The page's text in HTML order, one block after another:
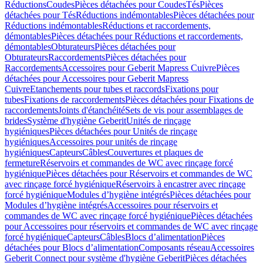
RéductionsCoudesPièces détachées pour CoudesTésPièces
détachées pour TésRéductions indémontablesPièces détachées pour
Réductions indémontablesRéductions et raccordements,
démontablesPièces détachées pour Réductions et raccordements,
démontablesObturateursPièces détachées pour
ObturateursRaccordementsPièces détachées pour
RaccordementsAccessoires pour Geberit Mapress CuivrePièces
détachées pour Accessoires pour Geberit Mapress
CuivreEtanchements pour tubes et raccordsFixations pour
tubesFixations de raccordementsPièces détachées pour Fixations de
raccordementsJoints d'étanchéitéSets de vis pour assemblages de
bridesSystème d'hygiène GeberitUnités de rinçage
hygiéniquesPièces détachées pour Unités de rinçage
hygiéniquesAccessoires pour unités de rinçage
hygiéniquesCapteursCâblesCouvertures et plaques de
fermetureRéservoirs et commandes de WC avec rinçage forcé
hygiéniquePièces détachées pour Réservoirs et commandes de WC
avec rinçage forcé hygiéniqueRéservoirs à encastrer avec rinçage
forcé hygiéniqueModules d’hygiène intégrésPièces détachées pour
Modules d’hygiène intégrésAccessoires pour réservoirs et
commandes de WC avec rinçage forcé hygiéniquePièces détachées
pour Accessoires pour réservoirs et commandes de WC avec rinçage
forcé hygiéniqueCapteursCâblesBlocs d’alimentationPièces
détachées pour Blocs d’alimentationComposants réseauAccessoires
Geberit Connect pour système d'hygiène GeberitPièces détachées